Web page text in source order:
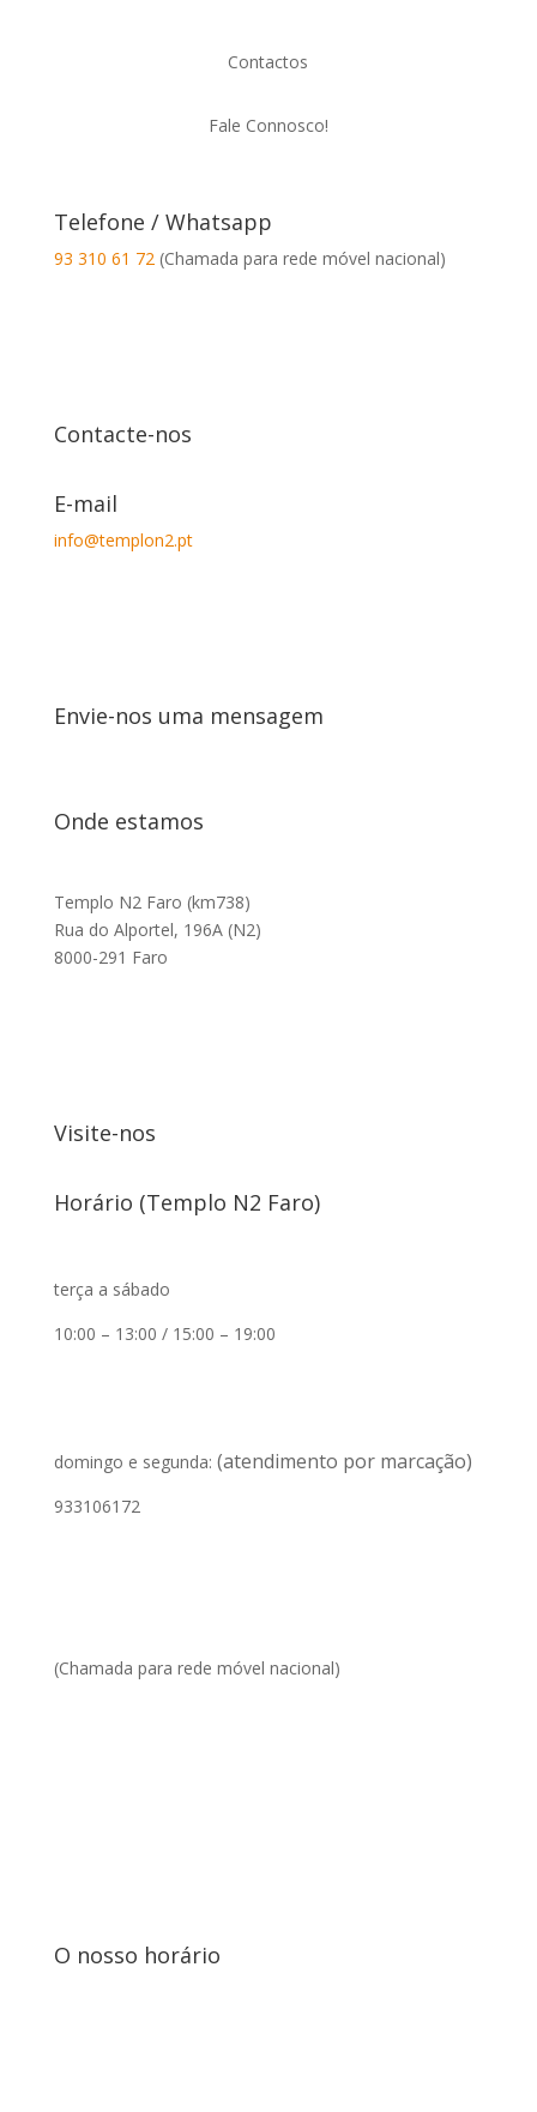
Contactos
Fale Connosco!
Telefone / Whatsapp
93 310 61 72(Chamada para rede móvel nacional)
Contacte-nos
E-mail
info@templon2.pt
Envie-nos uma mensagem
Onde estamos
Templo N2 Faro (km738)
Rua do Alportel, 196A (N2)
8000-291 Faro
Visite-nos
Horário (Templo N2 Faro)
terça a sábado
10:00 – 13:00 / 15:00 – 19:00
domingo e segunda: (atendimento por marcação)
933106172
(Chamada para rede móvel nacional)
O nosso horário